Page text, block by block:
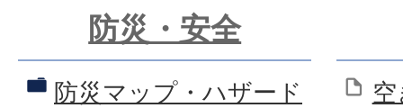
防災・安全
防災マップ・ハザード